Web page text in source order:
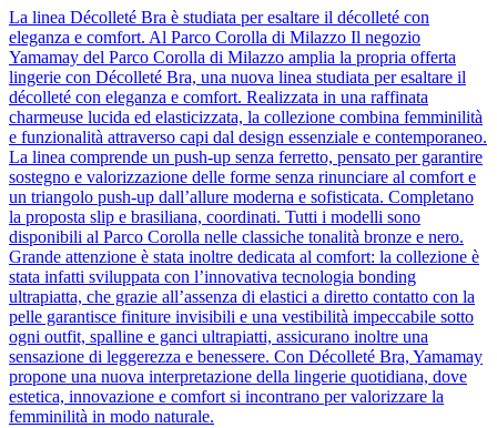
La linea Décolleté Bra è studiata per esaltare il décolleté con
eleganza e comfort. Al Parco Corolla di Milazzo Il negozio
Yamamay del Parco Corolla di Milazzo amplia la propria offerta
lingerie con Décolleté Bra, una nuova linea studiata per esaltare il
décolleté con eleganza e comfort. Realizzata in una raffinata
charmeuse lucida ed elasticizzata, la collezione combina femminilità
e funzionalità attraverso capi dal design essenziale e contemporaneo.
La linea comprende un push-up senza ferretto, pensato per garantire
sostegno e valorizzazione delle forme senza rinunciare al comfort e
un triangolo push-up dall’allure moderna e sofisticata. Completano
la proposta slip e brasiliana, coordinati. Tutti i modelli sono
disponibili al Parco Corolla nelle classiche tonalità bronze e nero.
Grande attenzione è stata inoltre dedicata al comfort: la collezione è
stata infatti sviluppata con l’innovativa tecnologia bonding
ultrapiatta, che grazie all’assenza di elastici a diretto contatto con la
pelle garantisce finiture invisibili e una vestibilità impeccabile sotto
ogni outfit, spalline e ganci ultrapiatti, assicurano inoltre una
sensazione di leggerezza e benessere. Con Décolleté Bra, Yamamay
propone una nuova interpretazione della lingerie quotidiana, dove
estetica, innovazione e comfort si incontrano per valorizzare la
femminilità in modo naturale.